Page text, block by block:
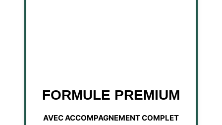
FORMULE PREMIUM
AVEC ACCOMPAGNEMENT COMPLET